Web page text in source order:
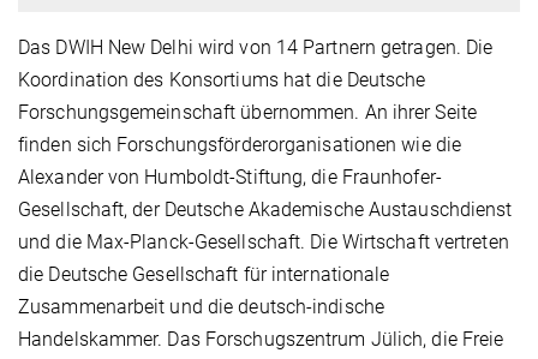
Das DWIH New Delhi wird von 14 Partnern getragen. Die
Koordination des Konsortiums hat die Deutsche
Forschungsgemeinschaft übernommen. An ihrer Seite
finden sich Forschungsförderorganisationen wie die
Alexander von Humboldt-Stiftung, die Fraunhofer-
Gesellschaft, der Deutsche Akademische Austauschdienst
und die Max-Planck-Gesellschaft. Die Wirtschaft vertreten
die Deutsche Gesellschaft für internationale
Zusammenarbeit und die deutsch-indische
Handelskammer. Das Forschugszentrum Jülich, die Freie